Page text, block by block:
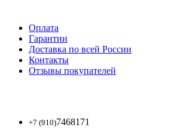
Оплата
Гарантии
Доставка по всей России
Контакты
Отзывы покупателей
+7 (910)7468171